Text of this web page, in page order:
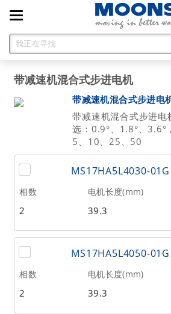
Toggle
navigation
带减速机混合式步进电机
带减速机混合式步进电
带减速机混合式步进电
选：0.9°、1.8°、3.6°
5、10、25、50
MS17HA5L4030-01G
相数 电机长度(mm)
2 39.3
保持力矩(Nm) 转子惯量(g•cm²)
0.72 20
MS17HA5L4050-01G
相数 电机长度(mm)
2 39.3